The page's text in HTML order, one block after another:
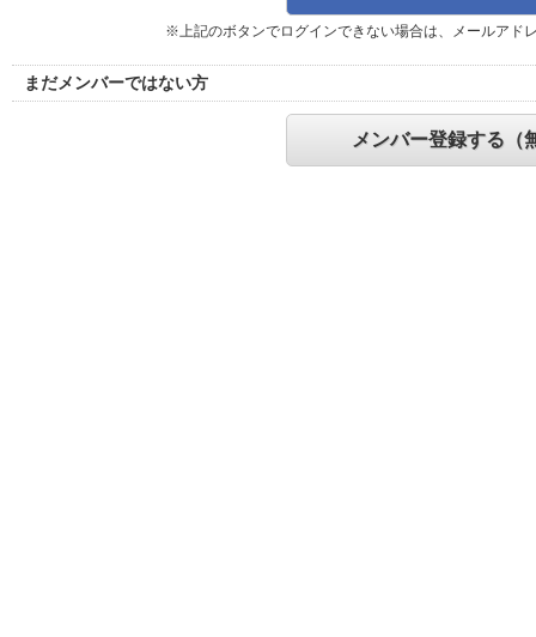
※上記のボタンでログインできない場合は、メールアド
まだメンバーではない方
メンバー登録する（